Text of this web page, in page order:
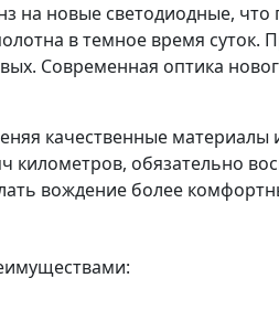
на новые светодиодные,
в темное время суток.
Современная оптика
качественные
километров, обязательно
вождение более